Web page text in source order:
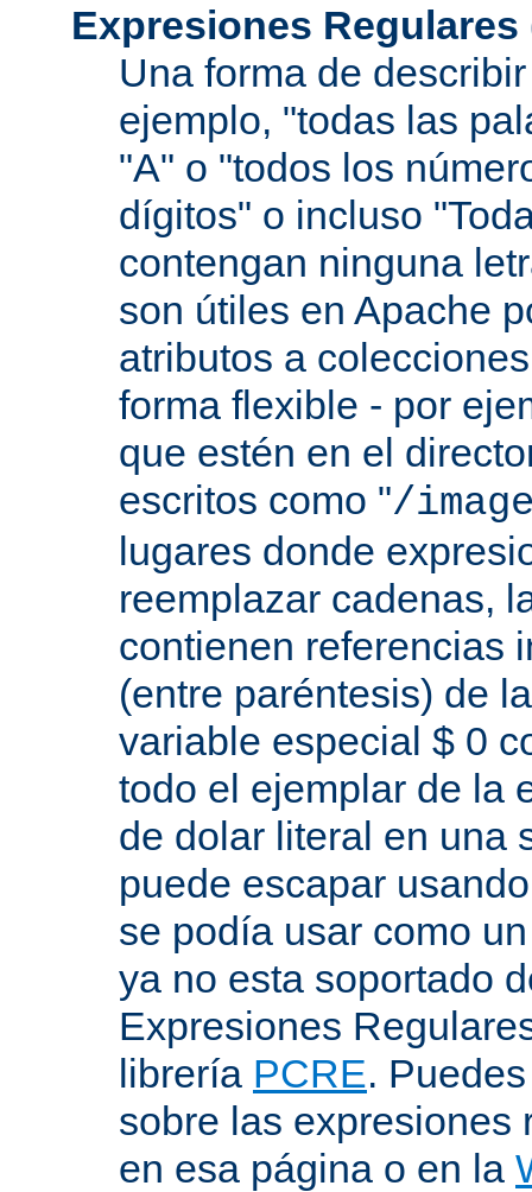
Expresiones Regulares
Una forma de
ejemplo, "todas las
"A" o "todos los
dígitos" o incluso
contengan ninguna
son útiles en Apache
atributos a
forma flexible - por
que estén en el
escritos como "/
lugares donde
reemplazar cadenas,
contienen referencias
(entre paréntesis) de
variable especial $ 0
todo el ejemplar de la
de dolar literal en una
puede escapar
se podía usar como
ya no esta soportado
Expresiones
librería PCRE.
sobre las expresiones
en esa página o en la